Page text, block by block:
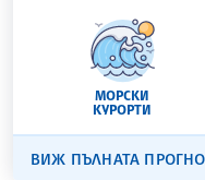
МОРСКИ
КУРОРТИ
ВИЖ ПЪЛНАТА